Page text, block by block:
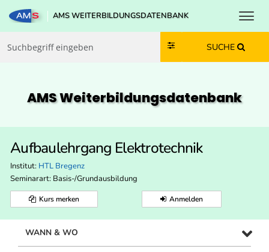
Zum Inhalt springen
Zum Navmenü springen
Zur Suche springen
Zur Footer springen
AMS WEITERBILDUNGSDATENBANK
SUCHE
AMS Weiterbildungs­datenbank
Aufbaulehrgang Elektrotechnik
Institut: HTL Bregenz
Seminarart: Basis-/Grundausbildung
Kurs merken Anmelden
WANN & WO